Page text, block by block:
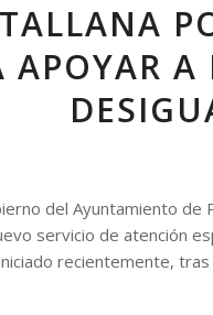
APOYAR
del Ayuntamiento de
servicio de atención
recientemente,